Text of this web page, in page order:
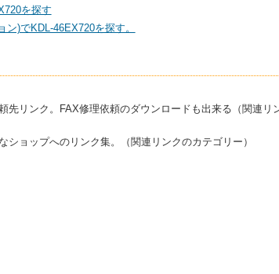
を探す
)でKDL-46EX720を探す。
先リンク。FAX修理依頼のダウンロードも出来る（関連リ
ショップへのリンク集。（関連リンクのカテゴリー）